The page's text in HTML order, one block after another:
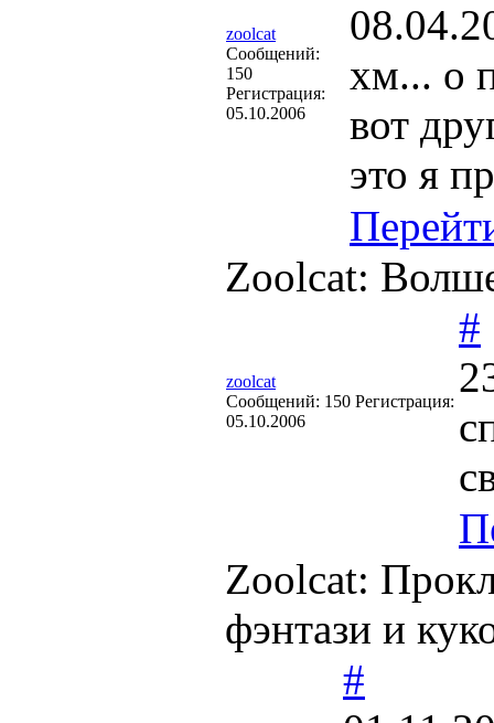
zoolcat
Cообщений:
150
Регистрация:
05.10.2006
хм... о
вот
это я
Zoolcat:
zoolcat
Cообщений: 150 Регистрация:
05.10.2006
#
Zoolcat:
фэнтази и
#